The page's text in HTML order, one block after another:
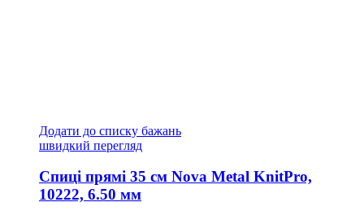
Додати до списку бажань
швидкий перегляд
Спиці прямі 35 см Nova Metal KnitPro,
10222, 6.50 мм